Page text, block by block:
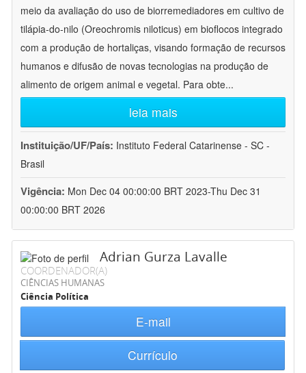
meio da avaliação do uso de biorremediadores em cultivo de
tilápia-do-nilo (Oreochromis niloticus) em bioflocos integrado
com a produção de hortaliças, visando formação de recursos
humanos e difusão de novas tecnologias na produção de
alimento de origem animal e vegetal. Para obte...
leia mais
Instituição/UF/País: Instituto Federal Catarinense - SC -
Brasil
Vigência: Mon Dec 04 00:00:00 BRT 2023-Thu Dec 31
00:00:00 BRT 2026
Adrian Gurza Lavalle
COORDENADOR(A)
CIÊNCIAS HUMANAS
Ciência Política
E-mail
Currículo